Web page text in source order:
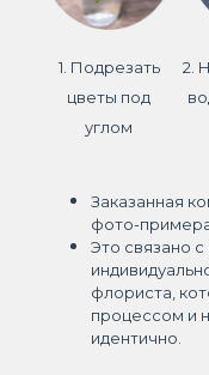
1. Подрезать
цветы под
углом
2.
Заказанная
фото-
Это связано
флориста,
процессом и
идентично.